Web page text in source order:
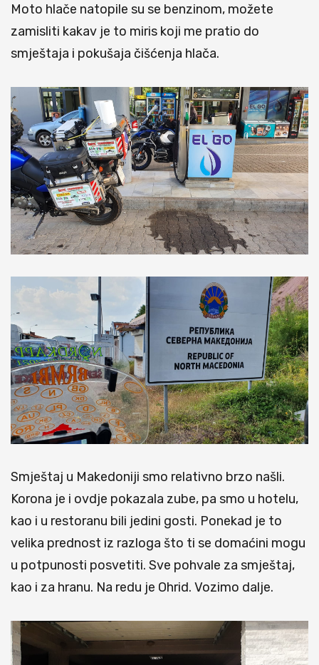
Moto hlače natopile su se benzinom, možete
zamisliti kakav je to miris koji me pratio do
smještaja i pokušaja čišćenja hlača.
Smještaj u Makedoniji smo relativno brzo našli.
Korona je i ovdje pokazala zube, pa smo u hotelu,
kao i u restoranu bili jedini gosti. Ponekad je to
velika prednost iz razloga što ti se domaćini mogu
u potpunosti posvetiti. Sve pohvale za smještaj,
kao i za hranu. Na redu je Ohrid. Vozimo dalje.